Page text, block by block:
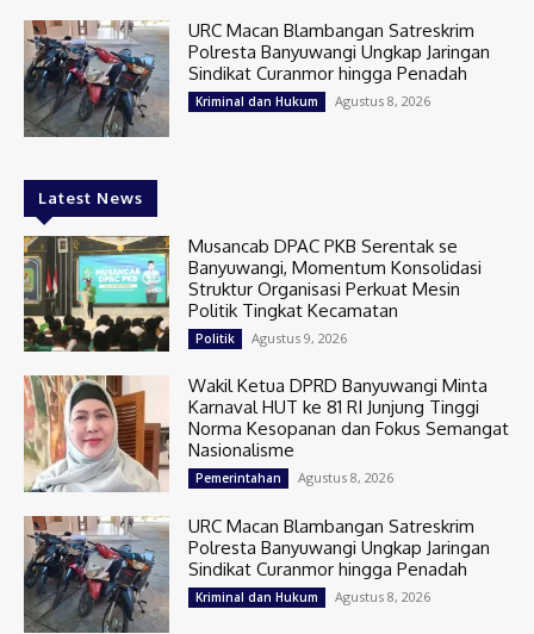
URC Macan Blambangan Satreskrim
Polresta Banyuwangi Ungkap Jaringan
Sindikat Curanmor hingga Penadah
Kriminal dan Hukum Agustus 8, 2026
Latest News
Musancab DPAC PKB Serentak se
Banyuwangi, Momentum Konsolidasi
Struktur Organisasi Perkuat Mesin
Politik Tingkat Kecamatan
Politik Agustus 9, 2026
Wakil Ketua DPRD Banyuwangi Minta
Karnaval HUT ke 81 RI Junjung Tinggi
Norma Kesopanan dan Fokus Semangat
Nasionalisme
Pemerintahan Agustus 8, 2026
URC Macan Blambangan Satreskrim
Polresta Banyuwangi Ungkap Jaringan
Sindikat Curanmor hingga Penadah
Kriminal dan Hukum Agustus 8, 2026